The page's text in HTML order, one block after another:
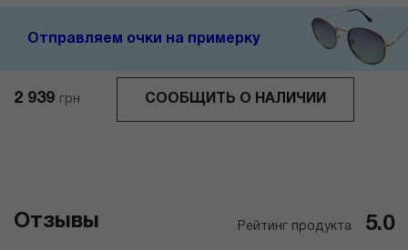
2 939 грн СООБЩИТЬ О НАЛИЧИИ
Отправляем очки на примерку
Отзывы Рейтинг продукта 5.0